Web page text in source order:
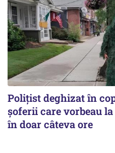
Polițist deghizat în
șoferii care vorbeau
în doar câteva ore